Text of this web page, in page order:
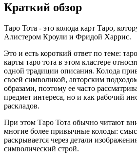
Краткий обзор
Таро Тота - это колода карт Таро,
Алистером Кроули и Фридой Харрис.
Это и есть короткий ответ по теме:
карты таро тота в этом кластере
одной традиции описания. Колода
своей символикой, авторским
образами, поэтому ее часто
предмет интереса, но и как рабочий
раскладов.
При этом Таро Тота обычно читают
многие более привычные колоды:
раскрывается через детали
символический строй.